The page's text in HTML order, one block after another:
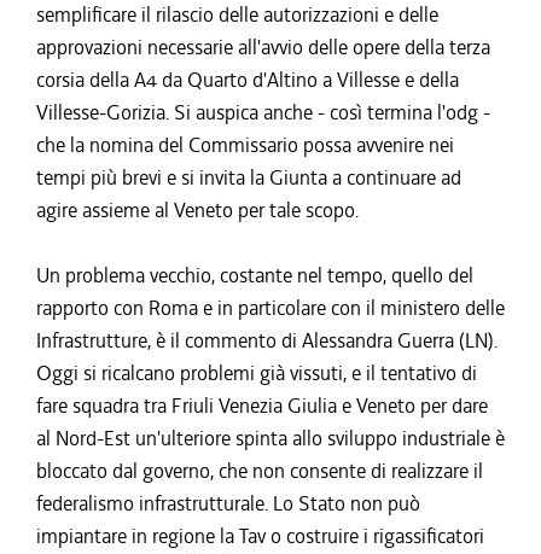
semplificare il rilascio delle autorizzazioni e delle
approvazioni necessarie all'avvio delle opere della terza
corsia della A4 da Quarto d'Altino a Villesse e della
Villesse-Gorizia. Si auspica anche - così termina l'odg -
che la nomina del Commissario possa avvenire nei
tempi più brevi e si invita la Giunta a continuare ad
agire assieme al Veneto per tale scopo.
Un problema vecchio, costante nel tempo, quello del
rapporto con Roma e in particolare con il ministero delle
Infrastrutture, è il commento di Alessandra Guerra (LN).
Oggi si ricalcano problemi già vissuti, e il tentativo di
fare squadra tra Friuli Venezia Giulia e Veneto per dare
al Nord-Est un'ulteriore spinta allo sviluppo industriale è
bloccato dal governo, che non consente di realizzare il
federalismo infrastrutturale. Lo Stato non può
impiantare in regione la Tav o costruire i rigassificatori